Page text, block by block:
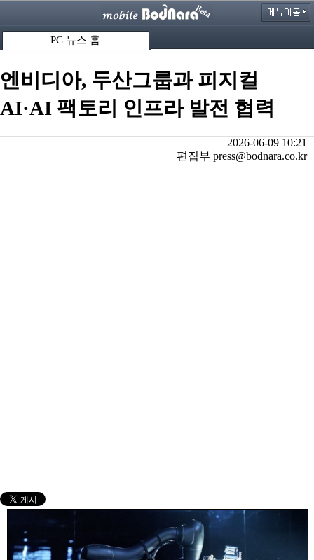
PC 뉴스 홈
엔비디아, 두산그룹과 피지컬
AI·AI 팩토리 인프라 발전 협력
2026-06-09 10:21
편집부 press@bodnara.co.kr